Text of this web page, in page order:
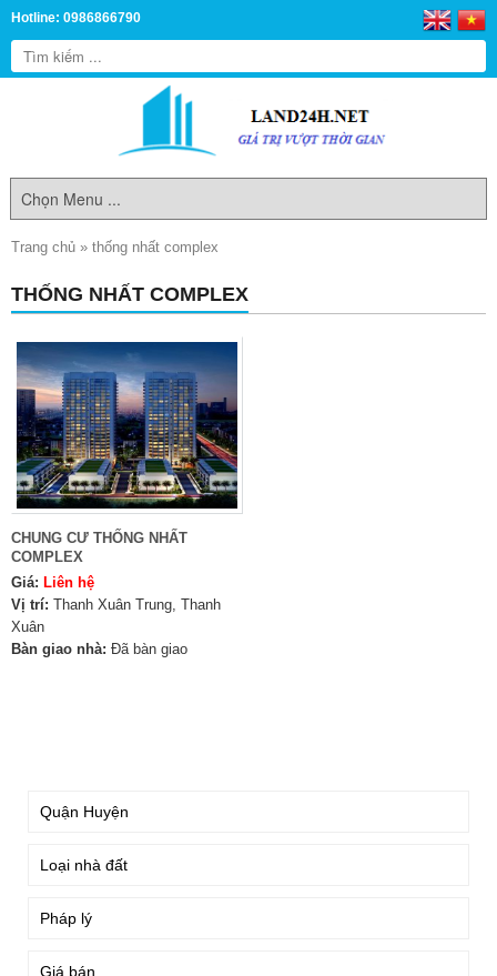
Hotline: 0986866790
Trang chủ » thống nhất complex
THỐNG NHẤT COMPLEX
CHUNG CƯ THỐNG NHẤT
COMPLEX
Giá: Liên hệ
Vị trí: Thanh Xuân Trung, Thanh
Xuân
Bàn giao nhà: Đã bàn giao